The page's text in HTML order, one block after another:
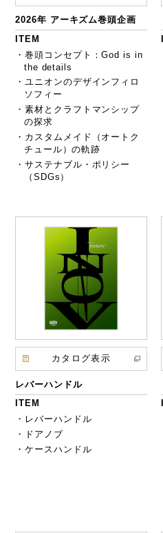
2026年 アーキズム巻頭企画
ITEM
・巻頭コンセプト：God is in
the details
・ユニオンのデザインフィロ
ソフィー
・素材とクラフトマンシップ
の探求
・カスタムメイド（オートク
チュール）の軌跡
・サステナブル・ポリシー
（SDGs）
カタログ表示
レバーハンドル
ITEM
・レバーハンドル
・ドアノブ
・ケースハンドル